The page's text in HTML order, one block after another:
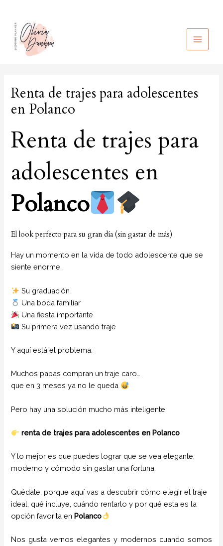
contenido
MAIN
Renta de trajes para adolescentes
en Polanco
Renta de trajes para
adolescentes en
Polanco
El look perfecto para su gran día (sin gastar de más)
Hay un momento en la vida de todo adolescente que se
siente enorme…
Su graduación
Una boda familiar
Una fiesta importante
Su primera vez usando traje
Y aquí está el problema:
Muchos papás compran un traje caro…
que en 3 meses ya no le queda
Pero hay una solución mucho más inteligente:
renta de trajes para adolescentes en Polanco
Y lo mejor es que puedes lograr que se vea elegante,
moderno y cómodo sin gastar una fortuna.
Quédate, porque aquí vas a descubrir cómo elegir el traje
ideal, qué incluye, cuándo rentarlo y por qué esta es la
opción favorita enPolanco
Nos gusta vernos elegantes y modernos cuando somos